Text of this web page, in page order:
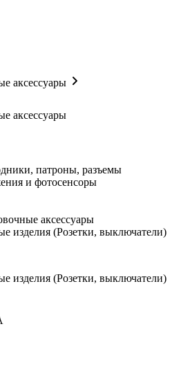
аксессуары
аксессуары
патроны, разъемы
и фотосенсоры
аксессуары
изделия (Розетки, выключатели)
изделия (Розетки, выключатели)